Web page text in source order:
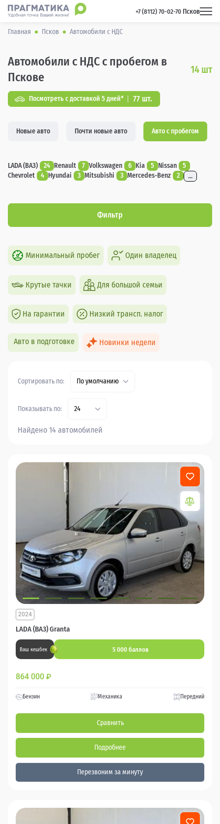
+7 (8112) 70-02-70 Псков
Главная Псков Автомобили с НДС
Автомобили с НДС с пробегом в
Пскове
14 шт
Посмотреть с доставкой 5 дней* 77 шт.
Новые авто Почти новые авто Авто с пробегом
LADA (ВАЗ) 24 Renault 7 Volkswagen 6 Kia 5 Nissan
5
Chevrolet
4 Hyundai 3 Mitsubishi 3 Mercedes-Benz 2 ...
Фильтр
Минимальный пробег Один владелец
Крутые тачки Для большой семьи
На гарантии Низкий трансп. налог
Авто в подготовке Новинки недели
Сортировать по: По умолчанию
Показывать по: 24
Найдено 14 автомобилей
LADA (ВАЗ) Granta
2024
Ваш кешбек 5 000 баллов
864 000 ₽
Бензин Механика Передний
Сравнить
Подробнее
Перезвоним за минуту